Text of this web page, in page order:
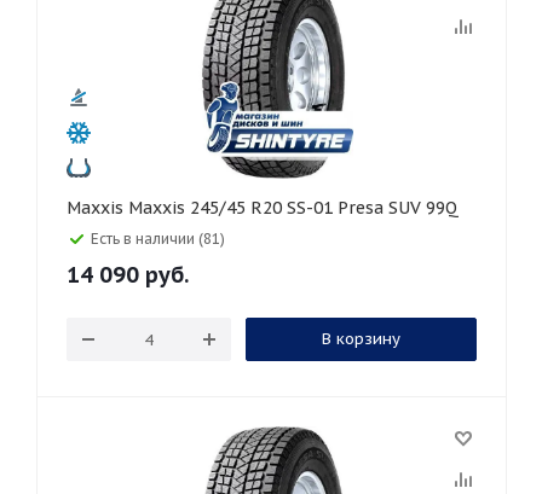
Maxxis Maxxis 245/45 R20 SS-01 Presa SUV 99Q
Есть в наличии (81)
14 090 руб.
В корзину